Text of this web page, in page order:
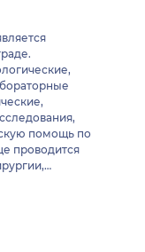
помощь по
проводится
центре
отоларингологии,
врачи
кандидаты